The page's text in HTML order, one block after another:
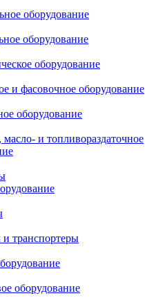
оборудование
оборудование
оборудование
и фасовочное оборудование
оборудование
и топливораздаточное
транспортеры
оборудование